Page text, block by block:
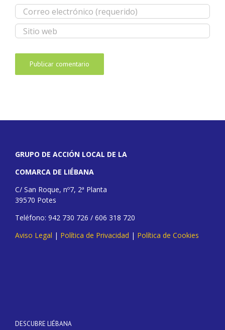
GRUPO DE ACCIÓN LOCAL DE LA
COMARCA DE LIÉBANA
C/ San Roque, nº7, 2ª Planta
39570 Potes
Teléfono: 942 730 726 / 606 318 720
Aviso Legal | Política de Privacidad | Política de Cookies
DESCUBRE LIÉBANA